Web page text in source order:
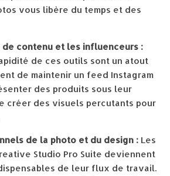
vous libère du temps et des
de contenu et les influenceurs :
de ces outils sont un atout
de maintenir un feed Instagram
des produits sous leur
créer des visuels percutants pour
de la photo et du design : Les
Studio Pro Suite deviennent
de leur flux de travail.